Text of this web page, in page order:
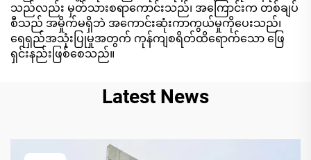
သည်လည်း မှတ်သားစရာကောင်းသည်၊ အကြောင်းက တစ်ချပ်
စီသည် အမှိုက်မရှိဘဲ အကောင်းဆုံးကာကွယ်မှုကိုပေးသည်၊
ရေရှည်အသုံးပြုမှုအတွက် ကုန်ကျစရိတ်ထိရောက်သော ဖြေ
ရှင်းနည်းဖြစ်စေသည်။
Latest News